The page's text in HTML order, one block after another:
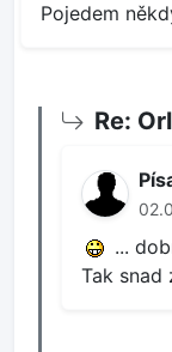
Pojedem
Re:
...
Tak snad